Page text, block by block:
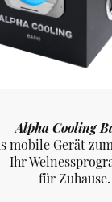
Alpha Cooling
mobile Gerät
Ihr
für Zuhause.